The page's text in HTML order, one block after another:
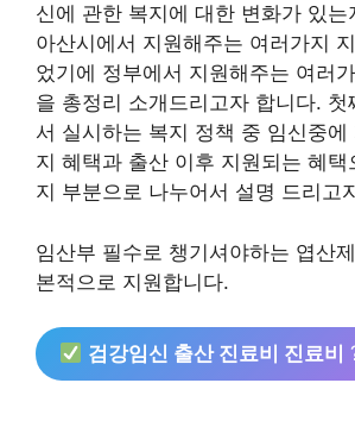
신에 관한 복지에 대한 변화가 있는
아산시에서 지원해주는 여러가지
었기에 정부에서 지원해주는 여러
을 총정리 소개드리고자 합니다. 첫
서 실시하는 복지 정책 중 임신중에
지 혜택과 출산 이후 지원되는 혜
지 부분으로 나누어서 설명 드리고
임산부 필수로 챙기셔야하는 엽산
본적으로 지원합니다.
검강임신 출산 진료비 진료비